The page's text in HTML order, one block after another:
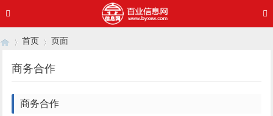
›
首页 页面
商务合作
商务合作